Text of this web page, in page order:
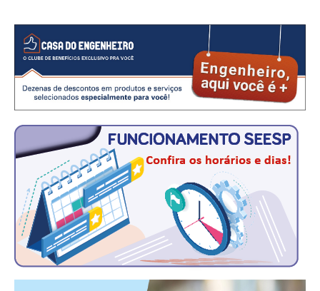
NÚCLEO DA MULHER ENGENHEIRA
TRANSPARÊNCIA
JURÍDICO
ACORDOS, CONVENÇÕES E DISSÍDIOS
CONTRIBUIÇÕES
CONTRIBUIÇÃO ASSISTENCIAL
CONTRIBUIÇÃO ASSOCIATIVA OU ANUIDADE DE SÓCIO